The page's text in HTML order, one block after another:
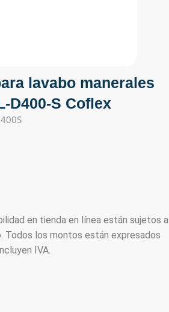
lavabo manerales
D400-S Coflex
en tienda en línea están sujetos a
Todos los montos están expresados
IVA.